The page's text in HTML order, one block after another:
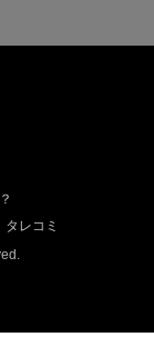
タレコミ